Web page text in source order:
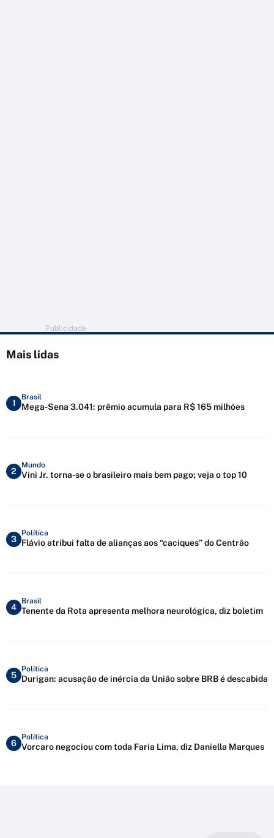
Publicidade
Mais lidas
1
Brasil
Mega-Sena 3.041: prêmio acumula para R$ 165 milhões
2
Mundo
Vini Jr. torna-se o brasileiro mais bem pago; veja o top 10
3
Política
Flávio atribui falta de alianças aos “caciques” do Centrão
4
Brasil
Tenente da Rota apresenta melhora neurológica, diz boletim
5
Política
Durigan: acusação de inércia da União sobre BRB é descabida
6
Política
Vorcaro negociou com toda Faria Lima, diz Daniella Marques